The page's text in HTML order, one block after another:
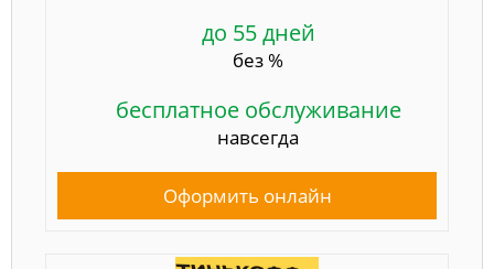
до 55 дней
без %
бесплатное обслуживание
навсегда
Оформить онлайн